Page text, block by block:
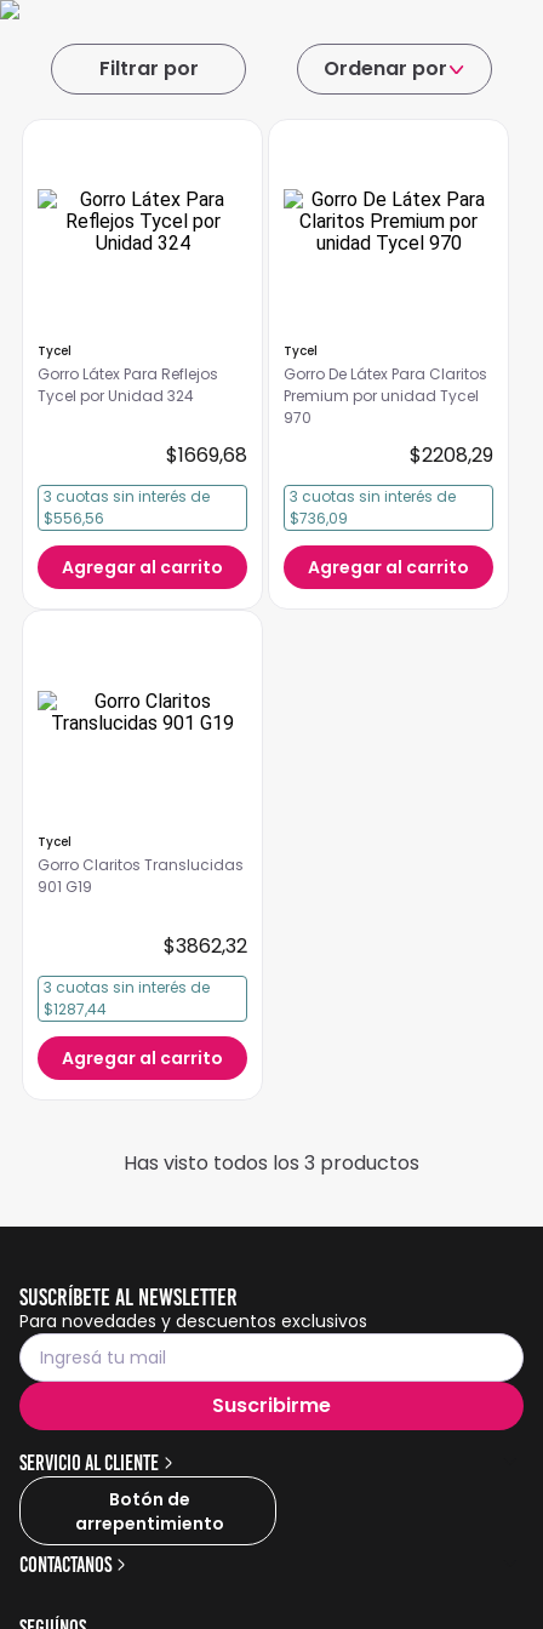
Ordenar por
Tycel
Gorro Látex Para Reflejos
Tycel por Unidad 324
$1669,68
3 cuotas sin interés de
$556,56
Agregar al carrito
Tycel
Gorro De Látex Para Claritos
Premium por unidad Tycel
970
$2208,29
3 cuotas sin interés de
$736,09
Agregar al carrito
Tycel
Gorro Claritos Translucidas
901 G19
$3862,32
3 cuotas sin interés de
$1287,44
Agregar al carrito
Has visto todos los 3 productos
Suscríbete al Newsletter
Para novedades y descuentos exclusivos
Suscribirme
Servicio al cliente
Botón de
arrepentimiento
Contactanos